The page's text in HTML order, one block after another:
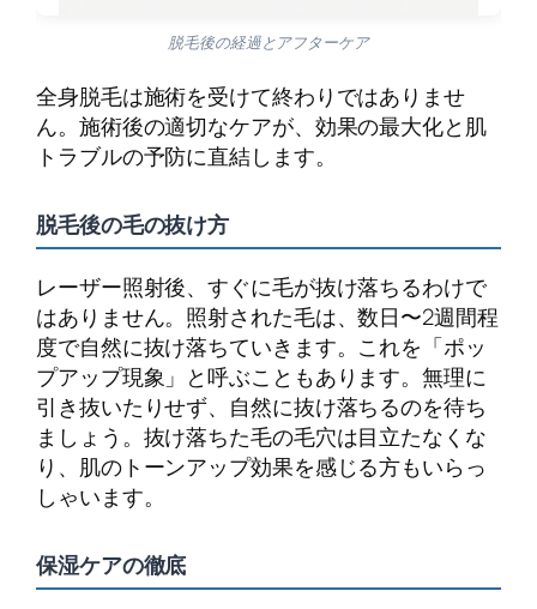
脱毛後の経過とアフターケア
全身脱毛は施術を受けて終わりではありませ
ん。施術後の適切なケアが、効果の最大化と肌
トラブルの予防に直結します。
脱毛後の毛の抜け方
レーザー照射後、すぐに毛が抜け落ちるわけで
はありません。照射された毛は、数日〜2週間程
度で自然に抜け落ちていきます。これを「ポッ
プアップ現象」と呼ぶこともあります。無理に
引き抜いたりせず、自然に抜け落ちるのを待ち
ましょう。抜け落ちた毛の毛穴は目立たなくな
り、肌のトーンアップ効果を感じる方もいらっ
しゃいます。
保湿ケアの徹底